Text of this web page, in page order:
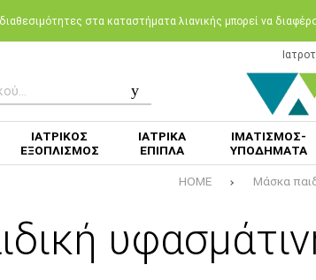
διαθεσιμότητες στα καταστήματα λιανικής μπορεί να
ΙΑΤΡΙΚΟΣ
ΕΞΟΠΛΙΣΜΟΣ
ΙΑΤΡΙΚΑ
ΕΠΙΠΛΑ
ΙΜΑΤΙΣΜΟΣ-
ΥΠΟΔΗΜΑΤΑ
HOME Μάσκα